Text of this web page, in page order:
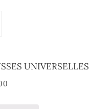
UNIVERSELLES